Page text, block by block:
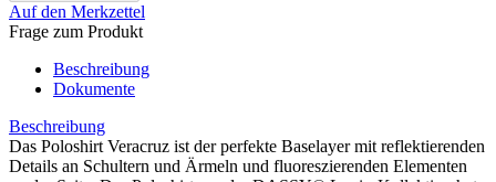
Auf den Merkzettel
Frage zum Produkt
Beschreibung
Dokumente
Beschreibung
Das Poloshirt Veracruz ist der perfekte Baselayer mit reflektierenden
Details an Schultern und Ärmeln und fluoreszierenden Elementen